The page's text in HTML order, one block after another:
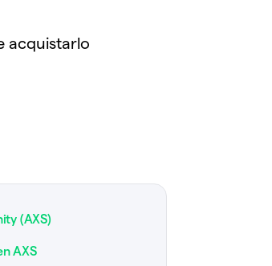
acquistarlo
(AXS)
AXS